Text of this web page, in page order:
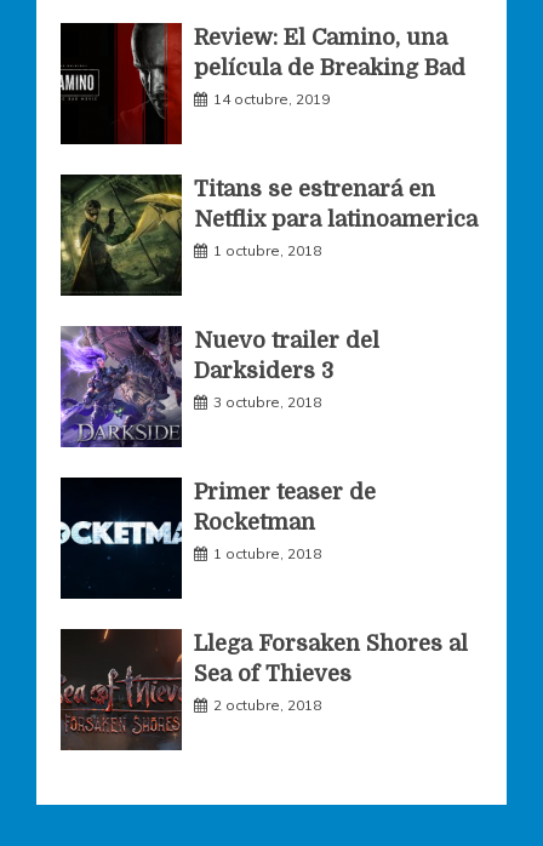
e
b
o
o
t
a
g
m
t
t
r
Review: El Camino, una
película de Breaking Bad
14 octubre, 2019
Titans se estrenará en
Netflix para latinoamerica
1 octubre, 2018
Nuevo trailer del
Darksiders 3
3 octubre, 2018
Primer teaser de
Rocketman
1 octubre, 2018
Llega Forsaken Shores al
Sea of Thieves
2 octubre, 2018